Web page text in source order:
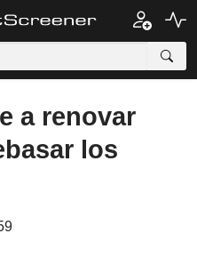
a renovar
los